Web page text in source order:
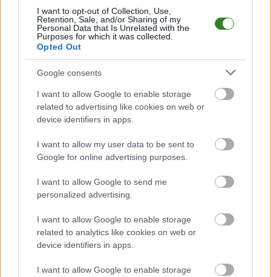
I want to opt-out of Collection, Use,
Retention, Sale, and/or Sharing of my
Personal Data that Is Unrelated with the
Purposes for which it was collected.
Opted Out
Google consents
I want to allow Google to enable storage
related to advertising like cookies on web or
device identifiers in apps.
I want to allow my user data to be sent to
Google for online advertising purposes.
I want to allow Google to send me
personalized advertising.
I want to allow Google to enable storage
related to analytics like cookies on web or
device identifiers in apps.
I want to allow Google to enable storage
Czytaj więcej
Klasa O Jarosław:
Kańczugi zdobył
piękną bramkę.
Grochowcach
2018-10-10 14:13
Damian Płocica został autorem spektakularnej bramki w meczu
przeciwko Płomienowi Morawsko. Bramkarz drużyny gości
przekopując całe boisko zdobył gola, jak się okazało, na wagę
trzech punktów dla MKS-u Kańczuga. &nbsp; Strzelanie w tym
spotkaniu w 15.minucie rozpoczął Mateusz Cząstk...